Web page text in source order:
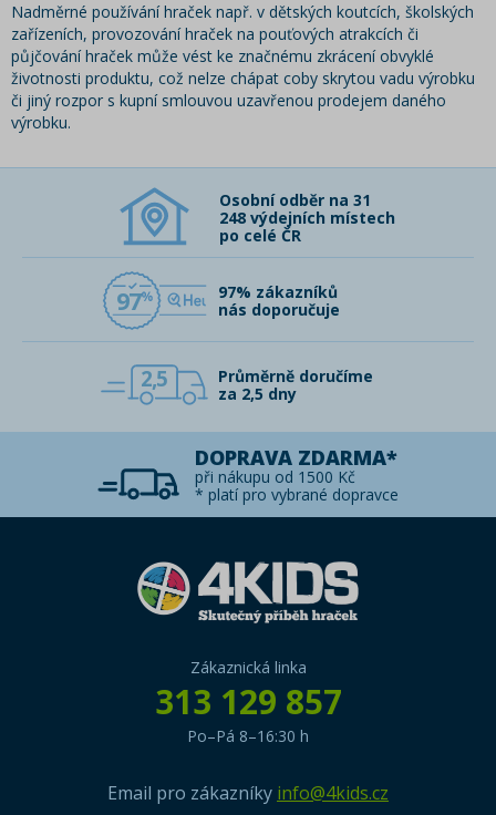
Nadměrné používání hraček např. v dětských koutcích, školských
zařízeních, provozování hraček na pouťových atrakcích či
půjčování hraček může vést ke značnému zkrácení obvyklé
životnosti produktu, což nelze chápat coby skrytou vadu výrobku
či jiný rozpor s kupní smlouvou uzavřenou prodejem daného
výrobku.
Osobní odběr na 31
248 výdejních místech
po celé ČR
97
97% zákazníků
nás doporučuje
2,5
Průměrně doručíme
za 2,5 dny
DOPRAVA ZDARMA*
při nákupu od 1500 Kč
* platí pro vybrané dopravce
Zákaznická linka
313 129 857
Po–Pá 8–16:30 h
Email pro zákazníky info@4kids.cz